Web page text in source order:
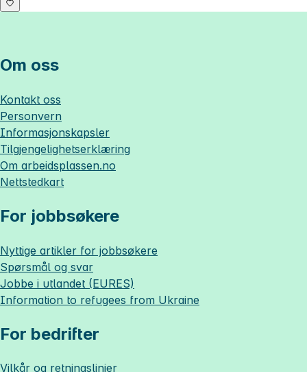
Om oss
Kontakt oss
Personvern
Informasjonskapsler
Tilgjengelighetserklæring
Om arbeidsplassen.no
Nettstedkart
For jobbsøkere
Nyttige artikler for jobbsøkere
Spørsmål og svar
Jobbe i utlandet (EURES)
Information to refugees from Ukraine
For bedrifter
Vilkår og retningslinjer